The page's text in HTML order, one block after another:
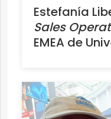
Estefanía
Sales
EMEA de